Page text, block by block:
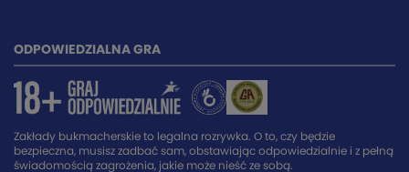
ODPOWIEDZIALNA GRA
Zakłady bukmacherskie to legalna rozrywka. O to, czy będzie
bezpieczna, musisz zadbać sam, obstawiając odpowiedzialnie i z pełną
świadomością zagrożenia, jakie może nieść ze sobą.